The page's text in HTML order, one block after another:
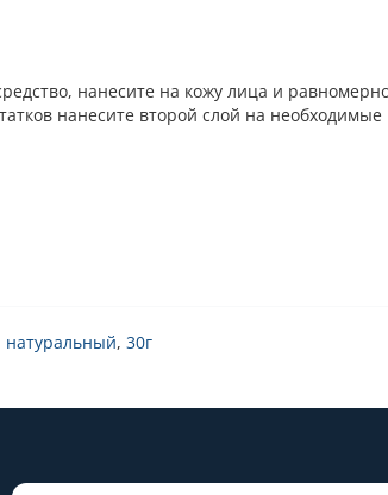
нанесите на кожу лица и
нанесите второй слой на необходимые
натуральный, 30г